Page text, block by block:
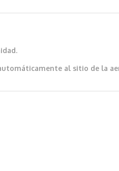
al sitio de la